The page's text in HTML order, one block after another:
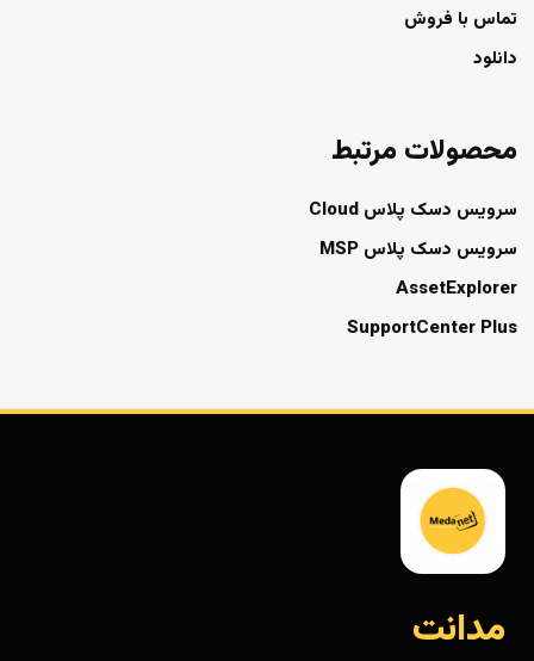
تماس با فروش
دانلود
محصولات مرتبط
سرویس دسک پلاس Cloud
سرویس دسک پلاس MSP
AssetExplorer
SupportCenter Plus
مدانت